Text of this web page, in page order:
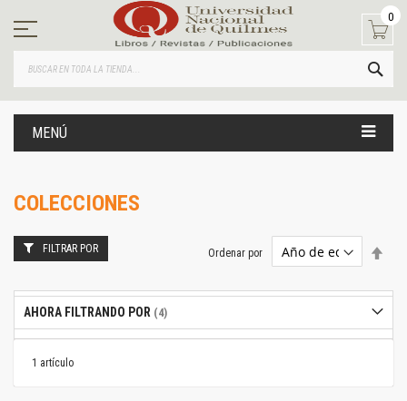
contenido
0
MENÚ
COLECCIONES
1 artículo
Ordenar por
FILTRAR POR
AHORA FILTRANDO POR